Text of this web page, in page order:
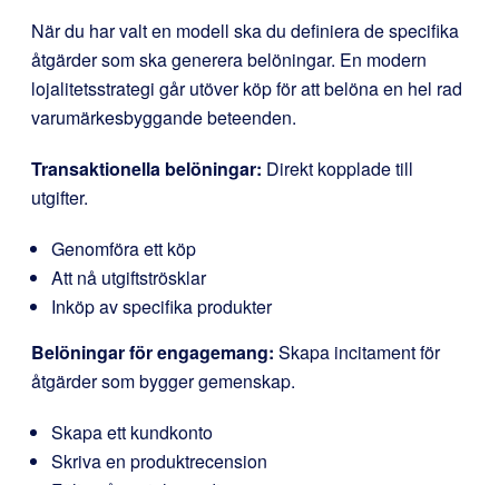
När du har valt en modell ska du definiera de specifika
åtgärder som ska generera belöningar. En modern
lojalitetsstrategi går utöver köp för att belöna en hel rad
varumärkesbyggande beteenden.
Transaktionella belöningar: Direkt kopplade till
utgifter.
Genomföra ett köp
Att nå utgiftströsklar
Inköp av specifika produkter
Belöningar för engagemang: Skapa incitament för
åtgärder som bygger gemenskap.
Skapa ett kundkonto
Skriva en produktrecension